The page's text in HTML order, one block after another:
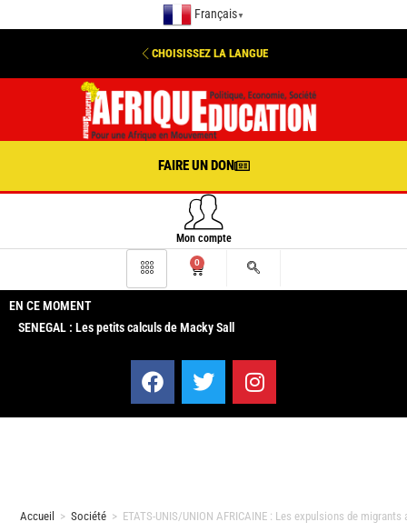
Français ▼
CHOISISSEZ LA LANGUE
FAIRE UN DON
Mon compte
0
EN CE MOMENT
SENEGAL : Les petits calculs de Macky Sall
Accueil > Société > ETATS-UNIS/UNION AFRICAINE : Les expulsions de